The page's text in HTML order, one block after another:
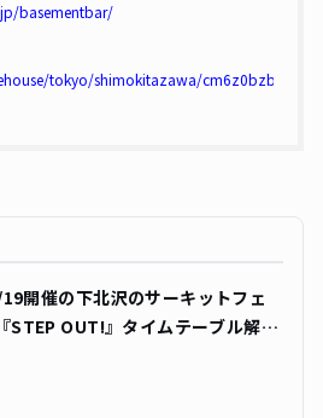
basementbar/
tokyo/shimokitazawa/
開催の下北沢のサーキットフェ
STEP OUT!』タイムテーブル解